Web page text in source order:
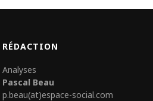
RÉDACTION
Analyses
Pascal Beau
p.beau(at)espace-social.com